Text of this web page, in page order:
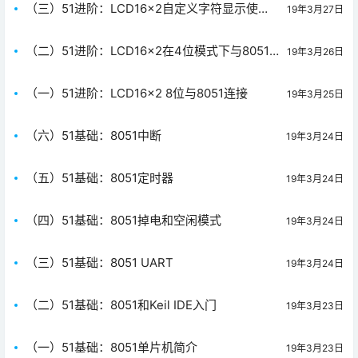
（三）51进阶：LCD16x2自定义字符显示使用
19年3月27日
（二）51进阶：LCD16x2在4位模式下与8051
19年3月26日
（一）51进阶：LCD16x2 8位与8051连接 19年3月25日
（六）51基础：8051中断 19年3月24日
（五）51基础：8051定时器 19年3月24日
（四）51基础：8051掉电和空闲模式 19年3月24日
（三）51基础：8051 UART 19年3月24日
（二）51基础：8051和Keil IDE入门 19年3月23日
（一）51基础：8051单片机简介 19年3月23日